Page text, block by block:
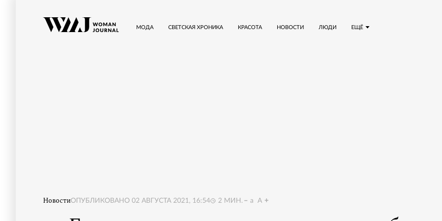
ЕЩЁ
МОДА СВЕТСКАЯ ХРОНИКА КРАСОТА НОВОСТИ ЛЮДИ
НовостиОПУБЛИКОВАНО 02 АВГУСТА 2021, 16:54 2 МИН. a A